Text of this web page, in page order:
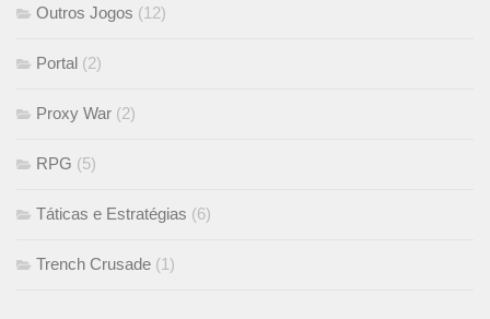
Outros Jogos (12)
Portal (2)
Proxy War (2)
RPG (5)
Táticas e Estratégias (6)
Trench Crusade (1)